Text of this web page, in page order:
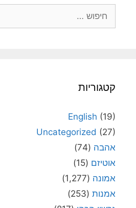
קטגוריות
English (19)
Uncategorized (27)
אהבה (74)
אוטיזם (15)
אמונה (1,277)
אמנות (253)